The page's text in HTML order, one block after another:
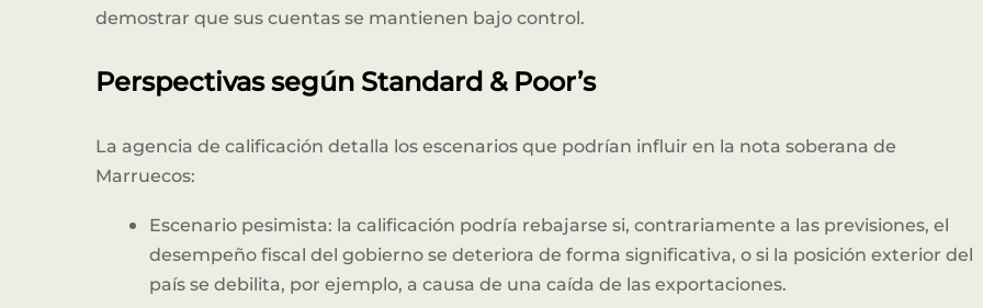
demostrar que sus cuentas se mantienen bajo control.
Perspectivas según Standard & Poor’s
La agencia de calificación detalla los escenarios que podrían influir en la nota soberana de
Marruecos:
Escenario pesimista: la calificación podría rebajarse si, contrariamente a las previsiones, el
desempeño fiscal del gobierno se deteriora de forma significativa, o si la posición exterior del
país se debilita, por ejemplo, a causa de una caída de las exportaciones.